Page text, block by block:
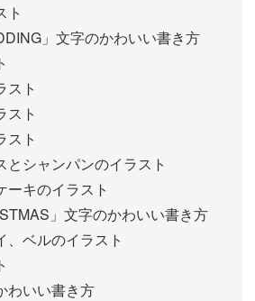
ト
」文字のかわいい書き方
スト
スト
スト
とシャンパンのイラスト
ーキのイラスト
」文字のかわいい書き方
、ベルのイラスト
わいい書き方